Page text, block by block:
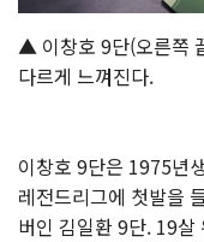
▲ 이창호 9단(오른쪽
다르게 느껴진다.
이창호 9단은 1975년
레전드리그에 첫발을
버인 김일환 9단. 19살